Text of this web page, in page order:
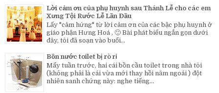
Lời cảm ơn của phụ huynh sau Thánh Lễ cho các em
Xưng Tội Rước Lễ Lần Đầu
Lấy "cảm hứng" từ lời cảm ơn của các bậc phụ huynh ở
giáo phận Hưng Hoá , 🙂 Bài phát biểu ngắn gọn dưới
đây, tôi đã soạn vào buổi...
Bồn nước toilet bị rò rỉ
Mấy tuần trước, hai cái bồn cầu toilet trong nhà tôi
(không phải là cái vừa mới thay hồi năm ngoái ) đột
nhiên sanh chứng này: nghe tiếng...